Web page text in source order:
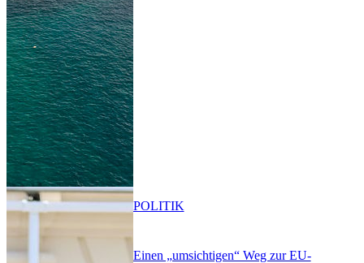
Einen „umsichtigen“ Weg zur EU-
POLITIK